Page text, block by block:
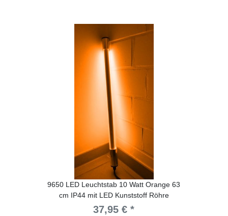
9650 LED Leuchtstab 10 Watt Orange 63
cm IP44 mit LED Kunststoff Röhre
37,95 € *